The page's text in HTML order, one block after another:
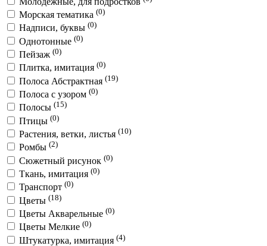
Морская тематика (0)
Надписи, буквы (0)
Однотонные (0)
Пейзаж (0)
Плитка, имитация (0)
Полоса Абстрактная (19)
Полоса с узором (0)
Полосы (15)
Птицы (0)
Растения, ветки, листья (10)
Ромбы (2)
Сюжетный рисунок (0)
Ткань, имитация (0)
Транспорт (0)
Цветы (18)
Цветы Акварельные (0)
Цветы Мелкие (0)
Штукатурка, имитация (4)